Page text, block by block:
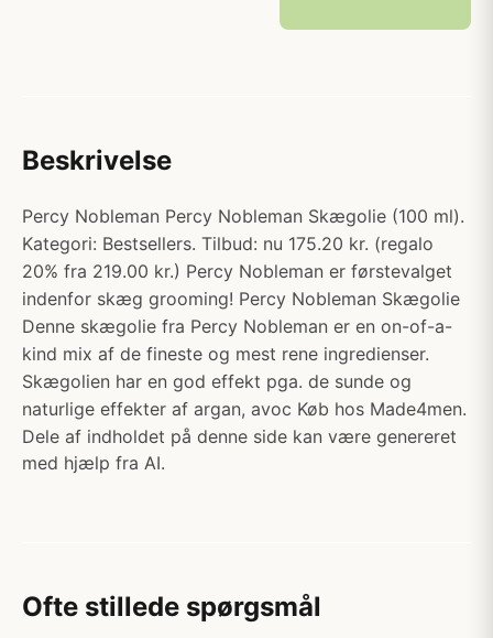
Beskrivelse
Percy Nobleman Percy Nobleman Skægolie (100 ml).
Kategori: Bestsellers. Tilbud: nu 175.20 kr. (regalo
20% fra 219.00 kr.) Percy Nobleman er førstevalget
indenfor skæg grooming! Percy Nobleman Skægolie
Denne skægolie fra Percy Nobleman er en on-of-a-
kind mix af de fineste og mest rene ingredienser.
Skægolien har en god effekt pga. de sunde og
naturlige effekter af argan, avoc Køb hos Made4men.
Dele af indholdet på denne side kan være genereret
med hjælp fra AI.
Ofte stillede spørgsmål